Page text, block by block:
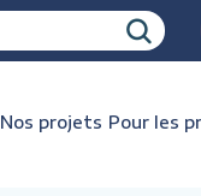
Nos projets Pour les